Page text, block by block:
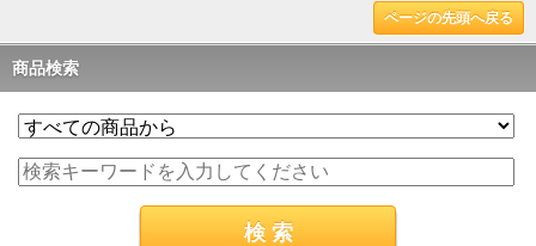
ページの先頭へ戻る
商品検索